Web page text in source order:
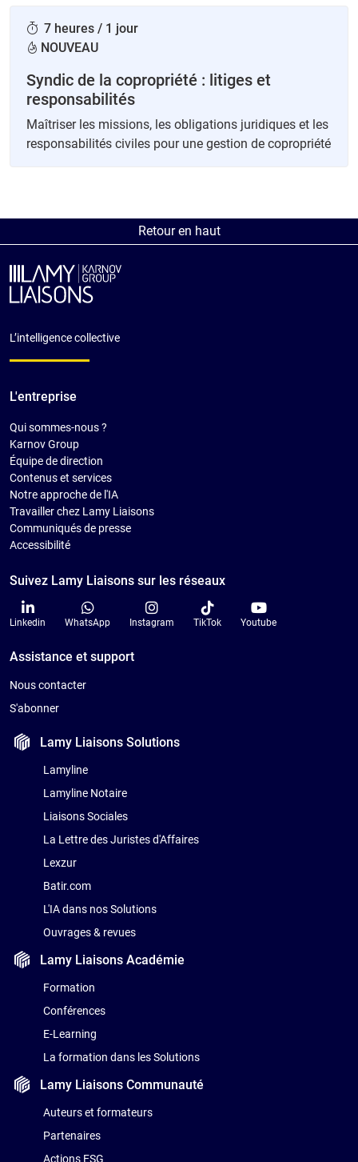
7 heures / 1 jour
NOUVEAU
Syndic de la copropriété : litiges et
responsabilités
Maîtriser les missions, les obligations juridiques et les
responsabilités civiles pour une gestion de copropriété
Retour en haut
L’intelligence collective
L'entreprise
Qui sommes-nous ?
Karnov Group
Équipe de direction
Contenus et services
Notre approche de l'IA
Travailler chez Lamy Liaisons
Communiqués de presse
Accessibilité
Suivez Lamy Liaisons sur les réseaux
Linkedin WhatsApp Instagram TikTok Youtube
Assistance et support
Nous contacter
S'abonner
Lamy LiaisonsSolutions
Lamyline
Lamyline Notaire
Liaisons Sociales
La Lettre des Juristes d'Affaires
Lexzur
Batir.com
L'IA dans nos Solutions
Ouvrages & revues
Lamy LiaisonsAcadémie
Formation
Conférences
E-Learning
La formation dans les Solutions
Lamy LiaisonsCommunauté
Auteurs et formateurs
Partenaires
Actions ESG